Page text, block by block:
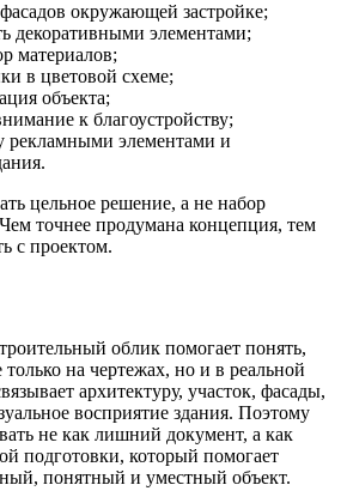
окружающей застройке;
декоративными элементами;
материалов;
в цветовой схеме;
объекта;
к благоустройству;
рекламными элементами и
цельное решение, а не набор
точнее продумана концепция, тем
с проектом.
облик помогает понять,
только на чертежах, но и в реальной
архитектуру, участок, фасады,
восприятие здания. Поэтому
не как лишний документ, а как
подготовки, который помогает
понятный и уместный объект.